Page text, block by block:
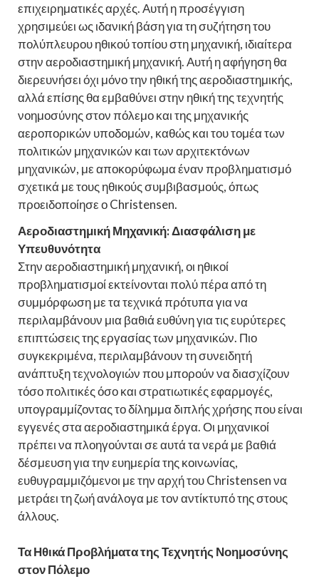
επιχειρηματικές αρχές. Αυτή η προσέγγιση
χρησιμεύει ως ιδανική βάση για τη συζήτηση του
πολύπλευρου ηθικού τοπίου στη μηχανική, ιδιαίτερα
στην αεροδιαστημική μηχανική. Αυτή η αφήγηση θα
διερευνήσει όχι μόνο την ηθική της αεροδιαστημικής,
αλλά επίσης θα εμβαθύνει στην ηθική της τεχνητής
νοημοσύνης στον πόλεμο και της μηχανικής
αεροπορικών υποδομών, καθώς και του τομέα των
πολιτικών μηχανικών και των αρχιτεκτόνων
μηχανικών, με αποκορύφωμα έναν προβληματισμό
σχετικά με τους ηθικούς συμβιβασμούς, όπως
προειδοποίησε ο Christensen.
Αεροδιαστημική Μηχανική: Διασφάλιση με
Υπευθυνότητα
Στην αεροδιαστημική μηχανική, οι ηθικοί
προβληματισμοί εκτείνονται πολύ πέρα από τη
συμμόρφωση με τα τεχνικά πρότυπα για να
περιλαμβάνουν μια βαθιά ευθύνη για τις ευρύτερες
επιπτώσεις της εργασίας των μηχανικών. Πιο
συγκεκριμένα, περιλαμβάνουν τη συνειδητή
ανάπτυξη τεχνολογιών που μπορούν να διασχίζουν
τόσο πολιτικές όσο και στρατιωτικές εφαρμογές,
υπογραμμίζοντας το δίλημμα διπλής χρήσης που είναι
εγγενές στα αεροδιαστημικά έργα. Οι μηχανικοί
πρέπει να πλοηγούνται σε αυτά τα νερά με βαθιά
δέσμευση για την ευημερία της κοινωνίας,
ευθυγραμμιζόμενοι με την αρχή του Christensen να
μετράει τη ζωή ανάλογα με τον αντίκτυπό της στους
άλλους.
Τα Ηθικά Προβλήματα της Τεχνητής Νοημοσύνης
στον Πόλεμο